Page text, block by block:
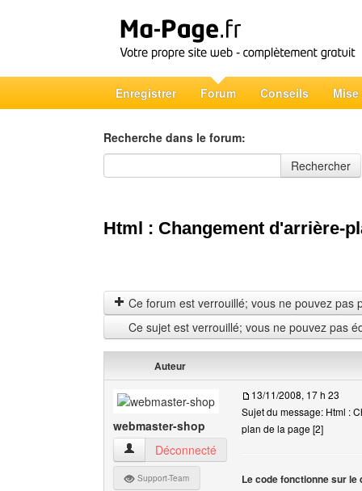
Enregistrer Forum Conseils Mise
Recherche dans le forum:
Recherche dans le forum
Rechercher
Html : Changement d'arrière-
Ce forum est verrouillé; vous ne pouvez pas
Ce sujet est verrouillé; vous ne pouvez pas
Auteur
webmaster-shop
webmaster-shop Voir le profil de l'utilisateur
Déconnecté
Support-Team
13/11/2008, 17 h 23
Sujet du message: Html :
plan de la page [2]
Le code fonctionne sur